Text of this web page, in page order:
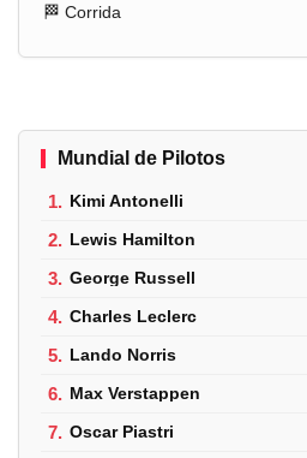
🏁 Corrida
Mundial de Pilotos
1. Kimi Antonelli
2. Lewis Hamilton
3. George Russell
4. Charles Leclerc
5. Lando Norris
6. Max Verstappen
7. Oscar Piastri